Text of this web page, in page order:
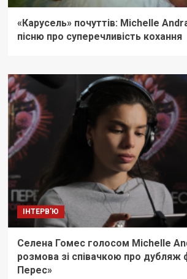
«Карусель» почуттів: Michelle
пісню про суперечливість кохання
ІНТЕРВ'Ю
Селена Гомес голосом Michelle
розмова зі співачкою про дубляж
Перес»